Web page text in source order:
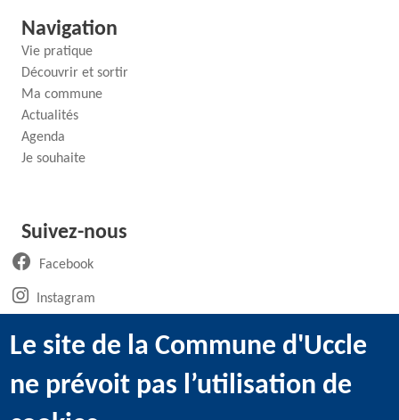
Navigation
Vie pratique
Découvrir et sortir
Ma commune
Actualités
Agenda
Je souhaite
Suivez-nous
Facebook(ouvre un nouvel onglet)
Instagram(ouvre un nouvel onglet)
LinkedIn
Youtube(ouvre un nouvel onglet)
Le site de la Commune d'Uccle
ne prévoit pas l’utilisation de